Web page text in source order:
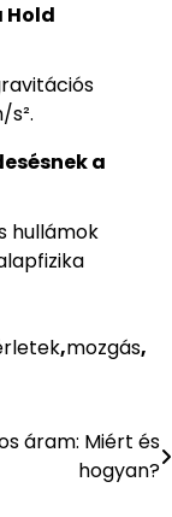
Hold
s².
a
hullámok
,mozgás,
áram: Miért és
hogyan?